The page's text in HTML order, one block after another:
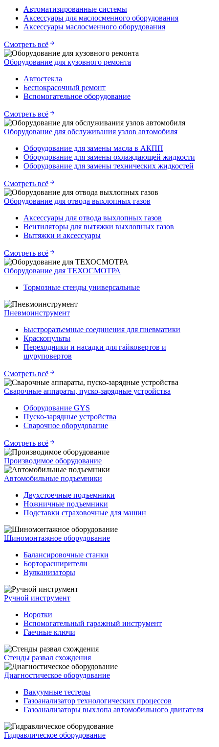
Автоматизированные системы
Аксессуары для маслосменного оборудования
Аксессуары маслосменного оборудования
Смотреть всё
Оборудование для кузовного ремонта
Автостекла
Беспокрасочный ремонт
Вспомогательное оборудование
Смотреть всё
Оборудование для обслуживания узлов автомобиля
Оборудование для замены масла в АКПП
Оборудование для замены охлаждающей жидкости
Оборудование для замены технических жидкостей
Смотреть всё
Оборудование для отвода выхлопных газов
Аксессуары для отвода выхлопных газов
Вентиляторы для вытяжки выхлопных газов
Вытяжки и аксессуары
Смотреть всё
Оборудование для ТЕХОСМОТРА
Тормозные стенды универсальные
Пневмоинструмент
Быстроразъемные соединения для пневматики
Краскопульты
Переходники и насадки для гайковертов и
шуруповертов
Смотреть всё
Сварочные аппараты, пуско-зарядные устройства
Оборудование GYS
Пуско-зарядные устройства
Сварочное оборудование
Смотреть всё
Производимое оборудование
Автомобильные подъемники
Двухстоечные подъемники
Ножничные подъемники
Подставки страховочные для машин
Шиномонтажное оборудование
Балансировочные станки
Борторасширители
Вулканизаторы
Ручной инструмент
Воротки
Вспомогательный гаражный инструмент
Гаечные ключи
Стенды развал схождения
Диагностическое оборудование
Вакуумные тестеры
Газоанализатор технологических процессов
Газоанализаторы выхлопа автомобильного двигателя
Гидравлическое оборудование